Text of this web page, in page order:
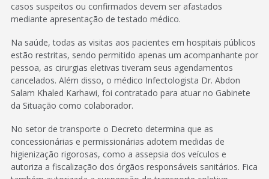
casos suspeitos ou confirmados devem ser afastados
mediante apresentação de testado médico.
Na saúde, todas as visitas aos pacientes em hospitais públicos
estão restritas, sendo permitido apenas um acompanhante por
pessoa, as cirurgias eletivas tiveram seus agendamentos
cancelados. Além disso, o médico Infectologista Dr. Abdon
Salam Khaled Karhawi, foi contratado para atuar no Gabinete
da Situação como colaborador.
No setor de transporte o Decreto determina que as
concessionárias e permissionárias adotem medidas de
higienização rigorosas, como a assepsia dos veículos e
autoriza a fiscalização dos órgãos responsáveis sanitários. Fica